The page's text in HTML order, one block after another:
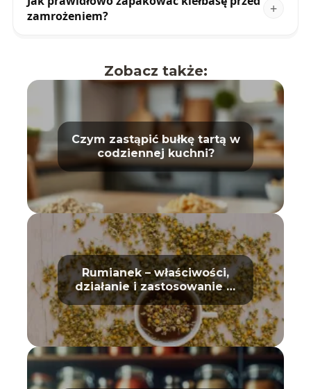
zamrożeniem?
Zobacz także:
Czym zastąpić bułkę tartą w
codziennej kuchni?
Rumianek – właściwości,
działanie i zastosowanie w
domu oraz kosmetyce